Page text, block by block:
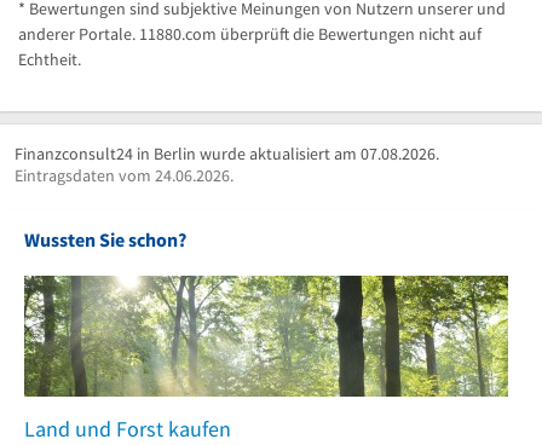
* Bewertungen sind subjektive Meinungen von Nutzern unserer und
anderer Portale. 11880.com überprüft die Bewertungen nicht auf
Echtheit.
Finanzconsult24 in Berlin wurde aktualisiert am 07.08.2026.
Eintragsdaten vom 24.06.2026.
Wussten Sie schon?
Land und Forst kaufen